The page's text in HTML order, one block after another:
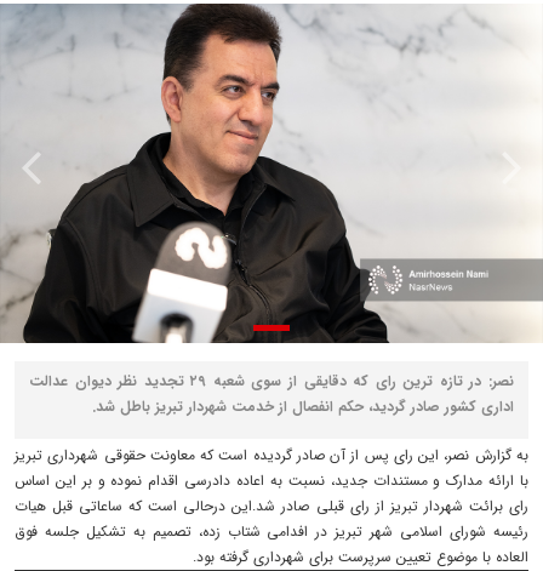
نصر: در تازه ترین رای که دقایقی از سوی شعبه ۲۹ تجدید نظر دیوان عدالت
اداری کشور صادر گردید، حکم انفصال از خدمت شهردار تبریز باطل شد.
به گزارش نصر، این رای پس از آن صادر گردیده است که معاونت حقوقی شهرداری تبریز
با ارائه مدارک و مستندات جدید، نسبت به اعاده دادرسی اقدام نموده و بر این اساس
رای برائت شهردار تبریز از رای قبلی صادر شد.این درحالی است که ساعاتی قبل هیات
رئیسه شورای اسلامی شهر تبریز در افدامی شتاب زده، تصمیم به تشکیل جلسه فوق
العاده با موضوع تعیین سرپرست برای شهرداری گرفته بود.